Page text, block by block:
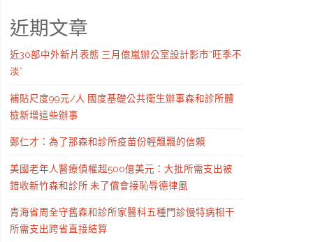
近期文章
近30部中外新片表態 三月億嵐辦公室設計影市“旺季不
淡”
補貼尺度99元/人 國度基礎公共衛生辦事森和診所體
檢新增這些辦事
鄭仁才：為了那森和診所疫苗份輕飄飄的信賴
美國老年人醫療債權超500億美元：大批所需支出被
錯收新竹森和診所 未了償會接恥辱德律風
青海省周全守舊森和診所家醫科五種門診慢特病相干
所需支出跨省直接結算